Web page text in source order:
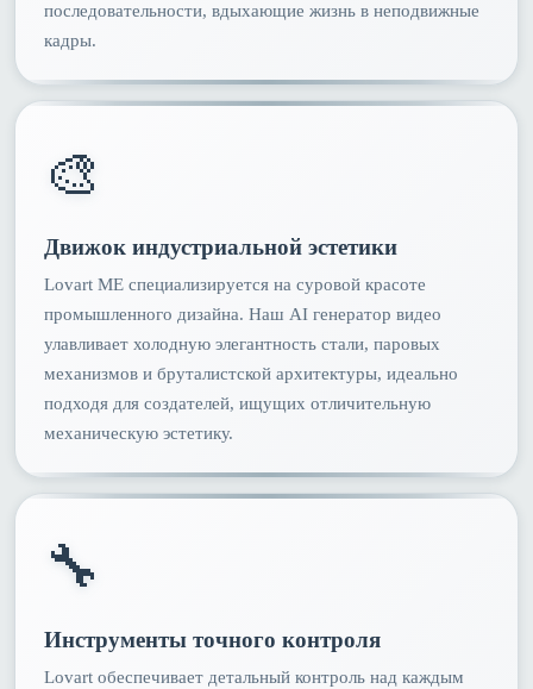
последовательности, вдыхающие жизнь в неподвижные
кадры.
🎨
Движок индустриальной эстетики
Lovart ME специализируется на суровой красоте
промышленного дизайна. Наш AI генератор видео
улавливает холодную элегантность стали, паровых
механизмов и бруталистской архитектуры, идеально
подходя для создателей, ищущих отличительную
механическую эстетику.
🔧
Инструменты точного контроля
Lovart обеспечивает детальный контроль над каждым